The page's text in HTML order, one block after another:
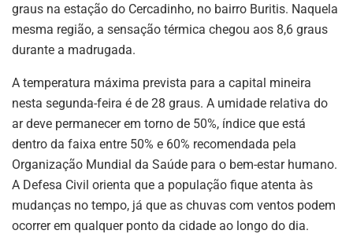
graus na estação do Cercadinho, no bairro Buritis. Naquela
mesma região, a sensação térmica chegou aos 8,6 graus
durante a madrugada.
A temperatura máxima prevista para a capital mineira
nesta segunda-feira é de 28 graus. A umidade relativa do
ar deve permanecer em torno de 50%, índice que está
dentro da faixa entre 50% e 60% recomendada pela
Organização Mundial da Saúde para o bem-estar humano.
A Defesa Civil orienta que a população fique atenta às
mudanças no tempo, já que as chuvas com ventos podem
ocorrer em qualquer ponto da cidade ao longo do dia.